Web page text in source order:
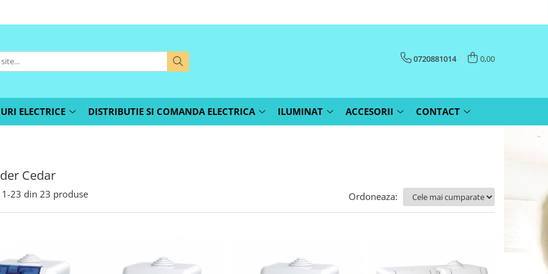
0720881014 0,00
ELECTRICE DISTRIBUTIE SI COMANDA ELECTRICA ILUMINAT ACCESORII CONTACT
Cedar
1-23 din 23 produse Ordoneaza: